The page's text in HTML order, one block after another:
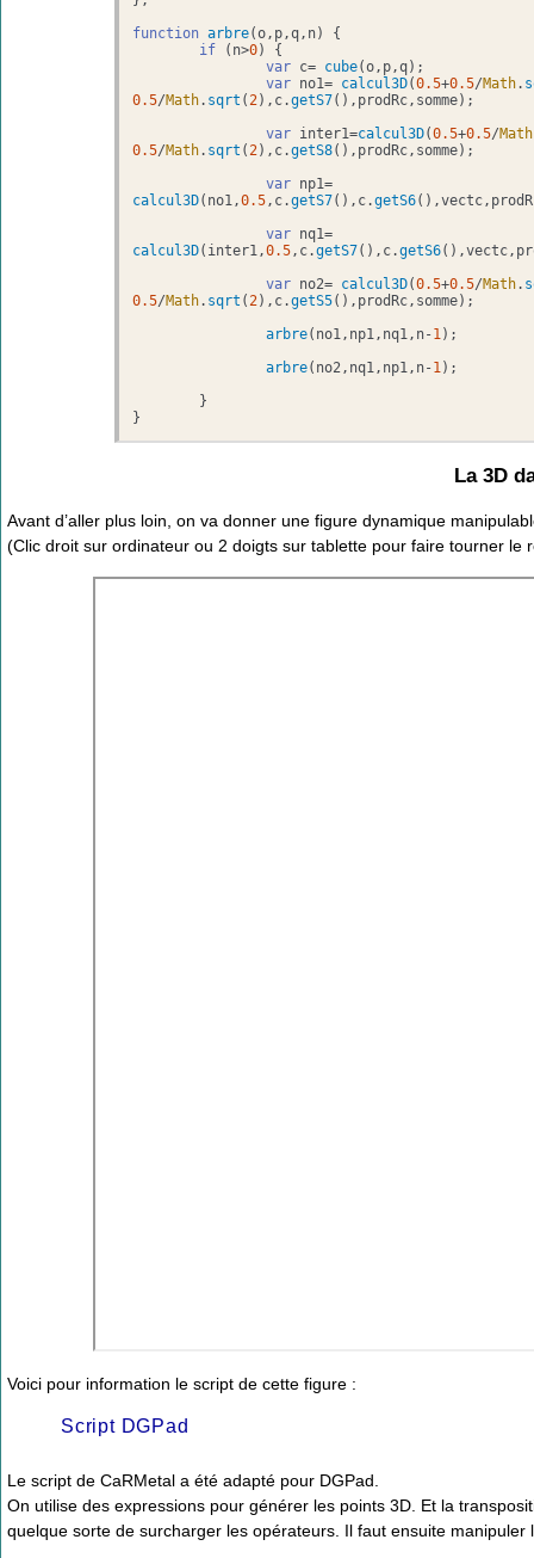
function arbre(o,p,q,n) {
if (n>0) {
var c= cube(o,p,q);
var no1= calcul3D(0.5+0.5/Math.
0.5/Math. sqrt (2),c.getS7(),prodRc,somme);
var inter1=calcul3D(0.5+0.5/Math
0.5/Math. sqrt (2),c.getS8(),prodRc,somme);
var
calcul3D(no1,0.5,c.getS7(),c.getS6
var
calcul3D(inter1,0.5,c.getS7(),c.getS6
var no2= calcul3D(0.5+0.5/Math.
0.5/Math. sqrt (2),c.getS5(),prodRc,somme);
arbre(no1,np1,nq1,n-1);
arbre(no2,nq1,np1,n-1);
}
La 3D
Avant d’aller plus loin, on va donner une figure dynamique
(Clic droit sur ordinateur ou 2 doigts sur tablette pour faire tourner le
Voici pour information le script de cette figure :
Script DGPad
Le script de CaRMetal a été adapté pour DGPad.
On utilise des expressions pour générer les points 3D. Et la
quelque sorte de surcharger les opérateurs. Il faut ensuite